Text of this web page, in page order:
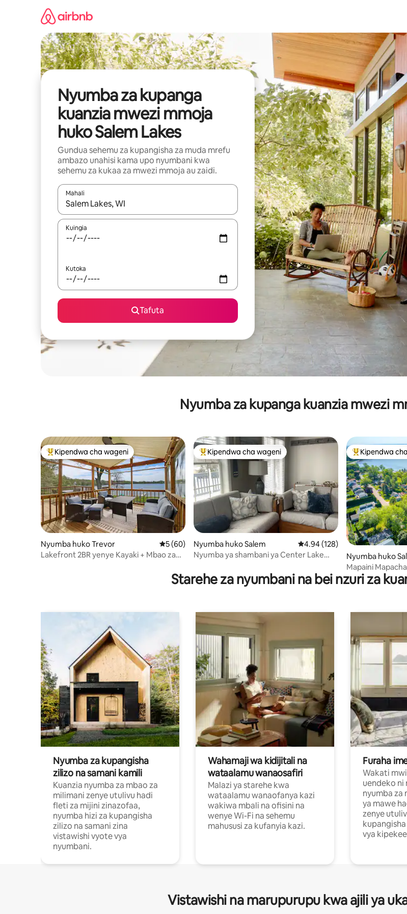
Nyumba za kupanga
kuanzia mwezi mmoja
huko Salem Lakes
Gundua sehemu za kupangisha za muda mrefu
ambazo unahisi kama upo nyumbani kwa
sehemu za kukaa za mwezi mmoja au zaidi.
Mahali
Wakati matokeo yanapatikana, vinjari kwa kutumia vitufe vya vishale vya juu na chini au uchunguze kwa
Kuingia
Kutoka
Tafuta
Nyumba za kupanga kuanzia mwezi
Kipendwa maarufu cha wageni
Kipendwa cha wageni
Nyumba huko Trevor Ukadiriaji wa wastani wa 5 kati ya 5, tathmini 60
5 (60)
Lakefront 2BR yenye Kayaki + Mbao za
Kipendwa maarufu cha wageni
Kipendwa cha wageni
Nyumba huko Salem Ukadiriaji wa wastani wa 4.94
4.94 (128)
Nyumba ya shambani ya Center Lake
Kipendwa
Kipendwa
Nyumba huko
Mapaini
Starehe za nyumbani na bei nzuri za
Nyumba za kupangisha
zilizo na samani kamili
Kuanzia nyumba za mbao za
milimani zenye utulivu hadi
fleti za mijini zinazofaa,
nyumba hizi za kupangisha
zilizo na samani zina
vistawishi vyote vya
nyumbani.
Wahamaji wa kidijitali na
wataalamu wanaosafiri
Malazi ya starehe kwa
wataalamu wanaofanya kazi
wakiwa mbali na ofisini na
wenye Wi-Fi na sehemu
mahususi za kufanyia kazi.
Furaha
Wakati
uendeko ni
nyumba za
ya mawe
zenye
vya
Vistawishi na marupurupu kwa ajili ya